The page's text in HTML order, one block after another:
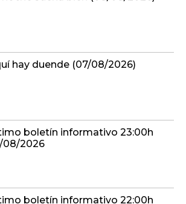
hay duende (07/08/2026)
boletín informativo 23:00h
08/2026
boletín informativo 22:00h